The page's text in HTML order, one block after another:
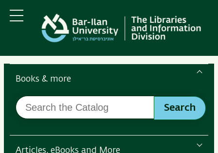
main
content
main
Navigation
Menu
Search
the
Ilan
Libraries
Books & more
Search
the
Search
Articles, eBooks and More